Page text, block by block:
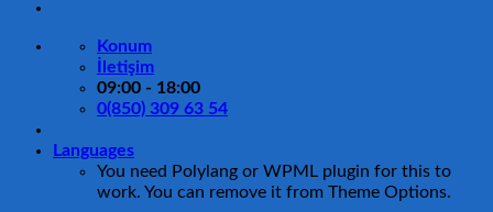
Konum
İletişim
09:00 - 18:00
0(850) 309 63 54
Languages
You need Polylang or WPML plugin for this to
work. You can remove it from Theme Options.